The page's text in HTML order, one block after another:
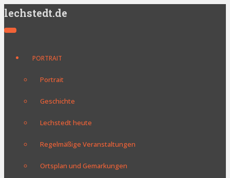
Skip to main content
lechstedt.de
TOGGLE NAVIGATION
PORTRAIT
Portrait
Geschichte
Lechstedt heute
Regelmäßige Veranstaltungen
Ortsplan und Gemarkungen